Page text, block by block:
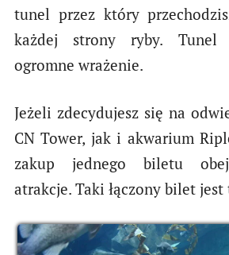
tunel przez który
każdej strony ryby. Tunel
ogromne wrażenie.
Jeżeli zdecydujesz się na
CN Tower, jak i akwarium
zakup jednego biletu
atrakcje. Taki łączony bilet jest